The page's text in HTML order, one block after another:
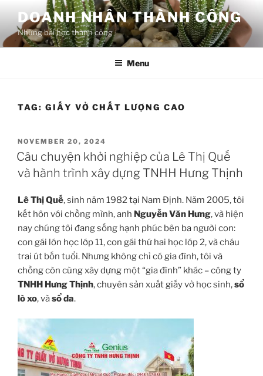
content
DOANH NHÂN THÀNH CÔNG
Những bài học thành công
Menu
TAG: GIẤY VỞ CHẤT LƯỢNG CAO
POSTED
ON
NOVEMBER 20, 2024
Câu chuyện khởi nghiệp của Lê Thị Quế
và hành trình xây dựng TNHH Hưng Thịnh
Lê Thị Quế, sinh năm 1982 tại Nam Định. Năm 2005, tôi
kết hôn với chồng mình, anh Nguyễn Văn Hưng, và hiện
nay chúng tôi đang sống hạnh phúc bên ba người con:
con gái lớn học lớp 11, con gái thứ hai học lớp 2, và cháu
trai út bốn tuổi. Nhưng không chỉ có gia đình, tôi và
chồng còn cùng xây dựng một “gia đình” khác – công ty
TNHH Hưng Thịnh, chuyên sản xuất giấy vở học sinh,sổ
lò xo, vàsổ da.